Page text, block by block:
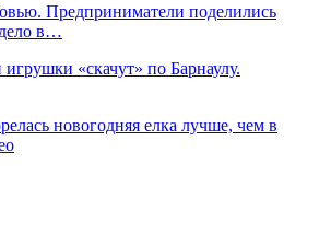
Предприниматели поделились
дело в…
«скачут» по Барнаулу.
новогодняя елка лучше, чем в